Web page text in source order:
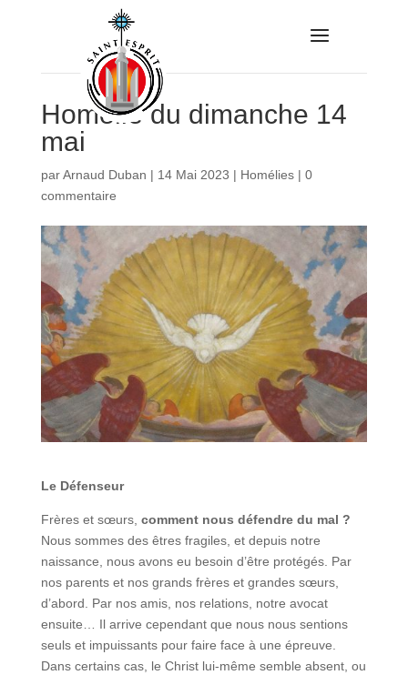
Homélie du dimanche 14
mai
parArnaud Duban | 14 Mai 2023 | Homélies| 0
commentaire
Le Défenseur
Frères et sœurs, comment nous défendre du mal ?
Nous sommes des êtres fragiles, et depuis notre
naissance, nous avons eu besoin d’être protégés. Par
nos parents et nos grands frères et grandes sœurs,
d’abord. Par nos amis, nos relations, notre avocat
ensuite… Il arrive cependant que nous nous sentions
seuls et impuissants pour faire face à une épreuve.
Dans certains cas, le Christ lui-même semble absent, ou